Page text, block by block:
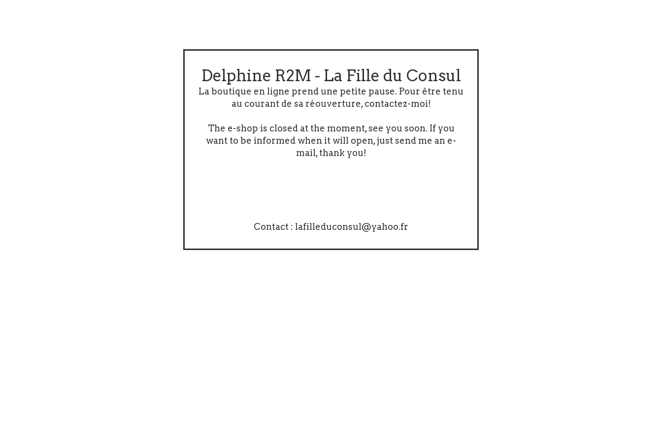
Delphine R2M - La Fille du Consul
La boutique en ligne prend une petite pause. Pour être tenu
au courant de sa réouverture, contactez-moi!
The e-shop is closed at the moment, see you soon. If you
want to be informed when it will open, just send me an e-
mail, thank you!
Contact : lafilleduconsul@yahoo.fr